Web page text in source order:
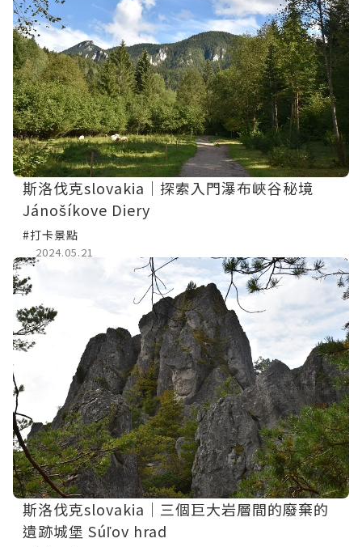
斯洛伐克slovakia｜探索入門瀑布峽谷秘境
Jánošíkove Diery
#打卡景點
2024.05.21
斯洛伐克slovakia｜三個巨大岩層間的廢棄的
遺跡城堡 Súľov hrad